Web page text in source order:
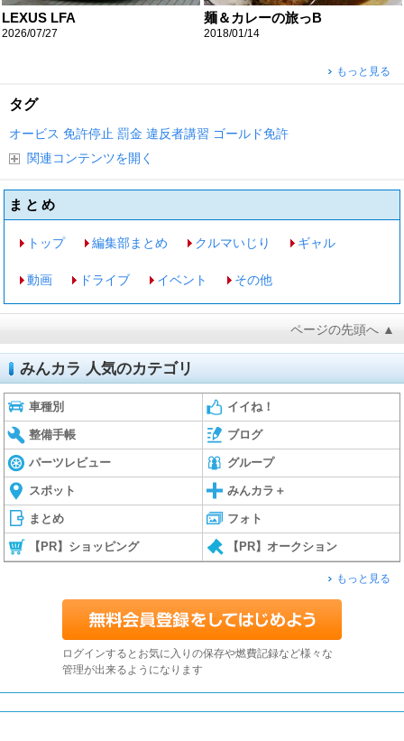
LEXUS LFA
2026/07/27
麺＆カレーの旅っB
2018/01/14
もっと見る
タグ
オービス 免許停止 罰金 違反者講習 ゴールド免許
関連コンテンツを開く
まとめ
トップ 編集部まとめ クルマいじり ギャル
動画 ドライブ イベント その他
ページの先頭へ ▲
みんカラ 人気のカテゴリ
車種別 イイね！
整備手帳 ブログ
パーツレビュー グループ
スポット みんカラ＋
まとめ フォト
【PR】ショッピング 【PR】オークション
もっと見る
ログインするとお気に入りの保存や燃費記録など様々な
管理が出来るようになります